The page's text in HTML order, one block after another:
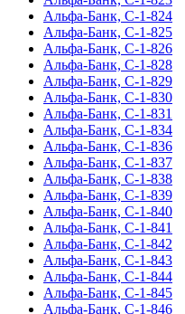
Альфа-Банк, С-1-824
Альфа-Банк, С-1-825
Альфа-Банк, С-1-826
Альфа-Банк, С-1-828
Альфа-Банк, С-1-829
Альфа-Банк, С-1-830
Альфа-Банк, С-1-831
Альфа-Банк, С-1-834
Альфа-Банк, С-1-836
Альфа-Банк, С-1-837
Альфа-Банк, С-1-838
Альфа-Банк, С-1-839
Альфа-Банк, С-1-840
Альфа-Банк, С-1-841
Альфа-Банк, С-1-842
Альфа-Банк, С-1-843
Альфа-Банк, С-1-844
Альфа-Банк, С-1-845
Альфа-Банк, С-1-846